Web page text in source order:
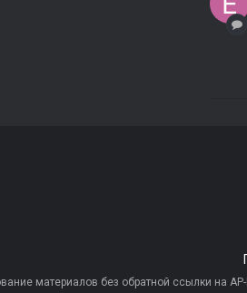
материалов без обратной ссылки на